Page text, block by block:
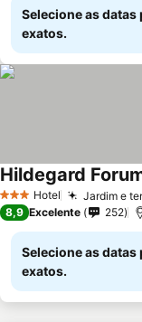
Selecione as
exatos.
3 EstrelasHotel Jardim e
Hildegard
8,9 Excelente 252
Selecione as
exatos.